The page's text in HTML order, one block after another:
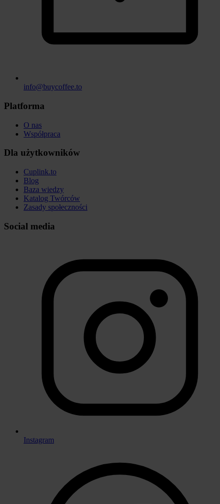
info@buycoffee.to
Platforma
O nas
Współpraca
Dla użytkowników
Cuplink.to
Blog
Baza wiedzy
Katalog Twórców
Zasady społeczności
Social media
Instagram